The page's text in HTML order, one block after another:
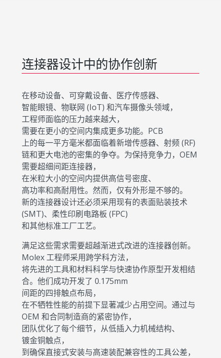
连接器设计中的协作创新
在移动设备、可穿戴设备、医疗传感器、
智能眼镜、物联网 (IoT) 和汽车摄像头领域，
工程师面临的压力越来越大，
需要在更小的空间内集成更多功能。PCB
上的每一平方毫米都面临着新增传感器、射频 (RF)
链和更大电池的密集的争夺。为保持竞争力，OEM
需要超细间距连接器，
在米粒大小的空间内提供高信号密度、
高功率和高耐用性。然而，仅有外形是不够的。
新的连接器设计还必须采用现有的表面贴装技术
(SMT)、柔性印刷电路板 (FPC)
和其他标准工厂工艺。
满足这些需求需要超越渐进式改进的连接器创新。
Molex 工程师采用跨学科方法，
将先进的工具和材料科学与快速协作原型开发相结
合。他们成功开发了 0.175mm
间距的四排触点布局，
在不牺牲性能的前提下显著减少占用空间。通过与
OEM 和合同制造商的紧密协作，
团队优化了每个细节，从低插入力机械结构、
镀金铜触点，
到确保直接式安装与高速装配兼容性的工具公差，